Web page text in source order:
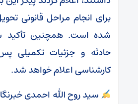
برای انجام مراحل قانونی
شده است. همچنین
حادثه و جزئیات تکمیلی
کارشناسی اعلام خواهد شد.
سید روح الله احمدی